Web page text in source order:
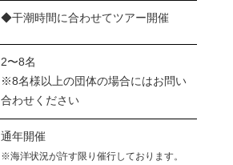
◆干潮時間に合わせてツアー開催
2〜8名
※8名様以上の団体の場合にはお問い
合わせください
通年開催
※海洋状況が許す限り催行しております。